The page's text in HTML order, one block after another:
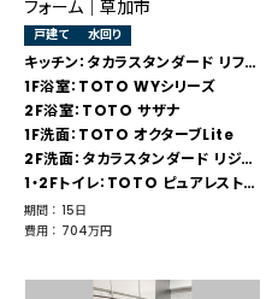
フォーム｜草加市
戸建て 水回り
キッチン：タカラスタンダード リフィット
1F浴室：TOTO WYシリーズ
2F浴室：TOTO サザナ
1F洗面：TOTO オクターブLite
2F洗面：タカラスタンダード リジャスト
1・2Fトイレ：TOTO ピュアレストQR
期間 ： 15日
費用 ： 704万円